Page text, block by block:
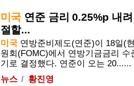
미국 연준 금리 0.25%p 내
절할...
미국연방준비제도(연준)이 18일(
원회(FOMC)에서 연방기금금리
기로 결정했다. 연준이 오는 20......
뉴스
황진영